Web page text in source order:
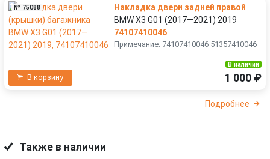
№ 75088
Накладка двери задней правой
BMW X3 G01 (2017—2021) 2019
74107410046
Примечание: 74107410046 51357410046
В корзину
В наличии
1 000 ₽
Подробнее
Также в наличии